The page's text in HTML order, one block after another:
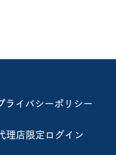
2北海道夕
ライバシーポリシー
理店限定ログイン